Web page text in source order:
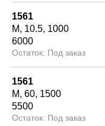
1561
М
10.5 1000
6000
Под заказ
1561
М 60 1500
5500
Под заказ